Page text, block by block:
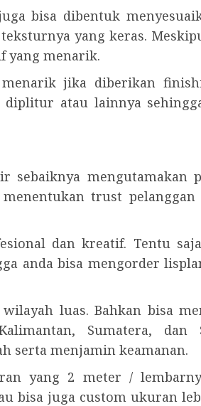
bisa dibentuk
yang keras.
yang menarik.
jika diberikan
diplitur atau lainnya
mengutamakan
trust pelanggan
dan kreatif. Tentu
anda bisa mengorder
luas. Bahkan bisa
Sumatera, dan
serta menjamin keamanan.
yang 2 meter /
bisa juga custom ukuran